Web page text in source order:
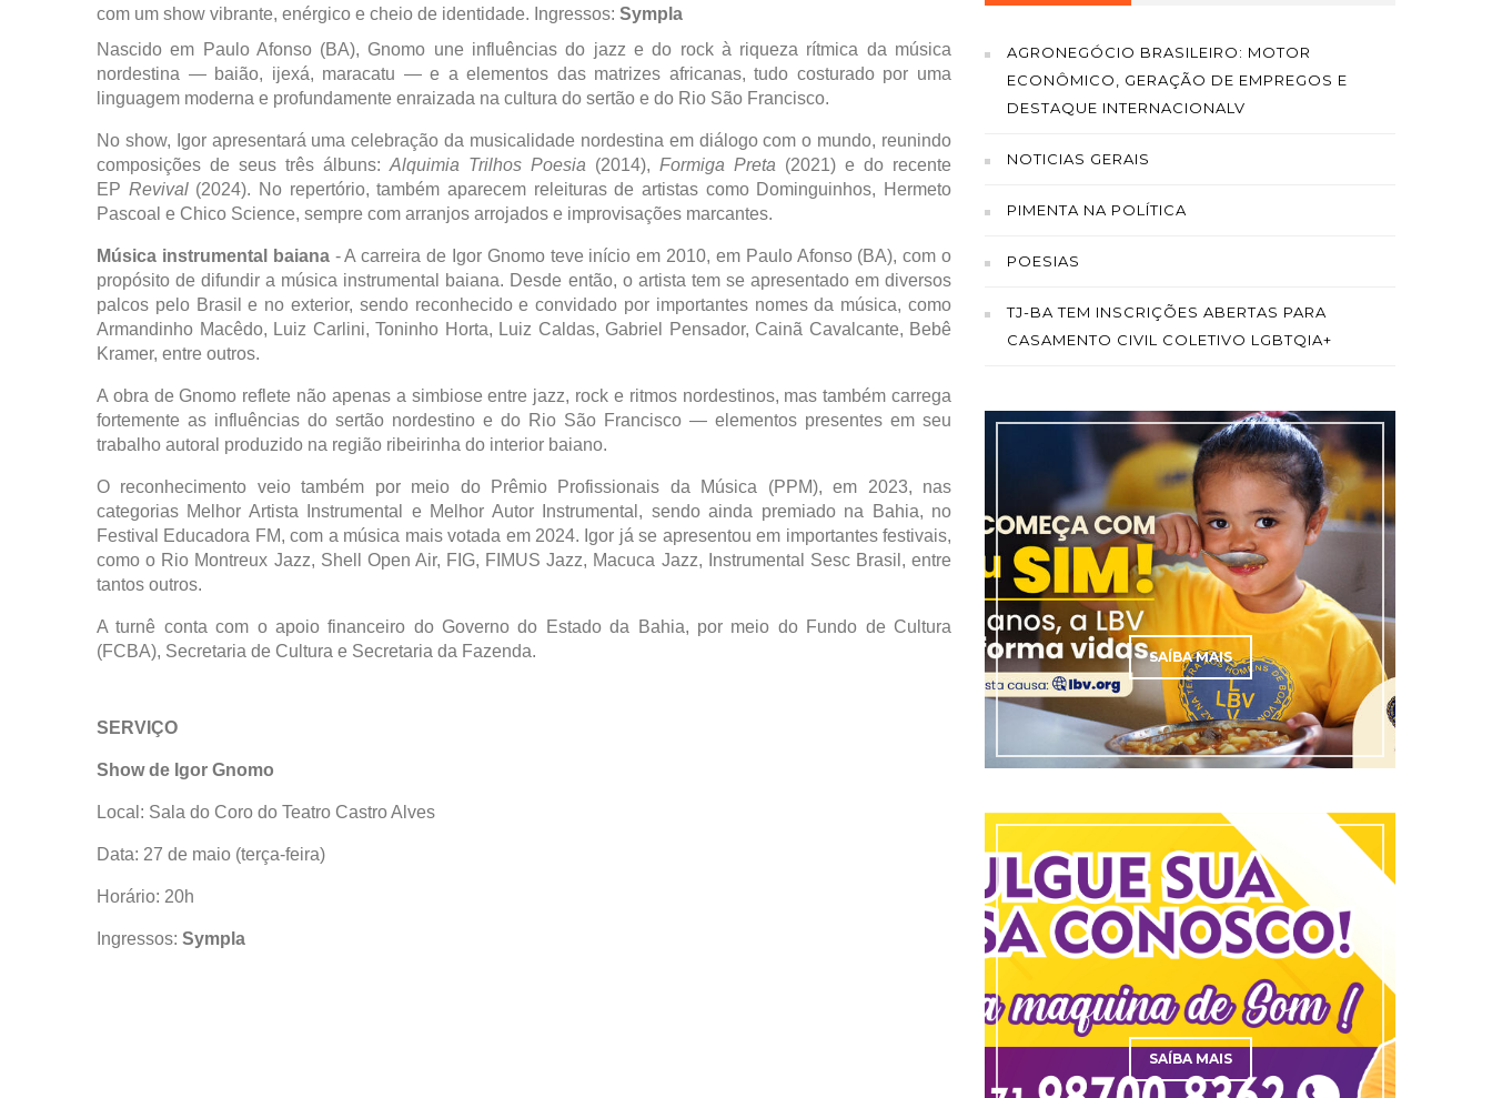
com um show vibrante, enérgico e cheio de identidade. Ingressos: Sympla
Nascido em Paulo Afonso (BA), Gnomo une influências do jazz e do rock à riqueza rítmica da música
nordestina — baião, ijexá, maracatu — e a elementos das matrizes africanas, tudo costurado por uma
linguagem moderna e profundamente enraizada na cultura do sertão e do Rio São Francisco.
No show, Igor apresentará uma celebração da musicalidade nordestina em diálogo com o mundo, reunindo
composições de seus três álbuns: Alquimia Trilhos Poesia (2014), Formiga Preta (2021) e do recente
EP Revival(2024). No repertório, também aparecem releituras de artistas como Dominguinhos, Hermeto
Pascoal e Chico Science, sempre com arranjos arrojados e improvisações marcantes.
Música instrumental baiana - A carreira de Igor Gnomo teve início em 2010, em Paulo Afonso (BA), com o
propósito de difundir a música instrumental baiana. Desde então, o artista tem se apresentado em diversos
palcos pelo Brasil e no exterior, sendo reconhecido e convidado por importantes nomes da música, como
Armandinho Macêdo, Luiz Carlini, Toninho Horta, Luiz Caldas, Gabriel Pensador, Cainã Cavalcante, Bebê
Kramer, entre outros.
A obra de Gnomo reflete não apenas a simbiose entre jazz, rock e ritmos nordestinos, mas também carrega
fortemente as influências do sertão nordestino e do Rio São Francisco — elementos presentes em seu
trabalho autoral produzido na região ribeirinha do interior baiano.
O reconhecimento veio também por meio do Prêmio Profissionais da Música (PPM), em 2023, nas
categorias Melhor Artista Instrumental e Melhor Autor Instrumental, sendo ainda premiado na Bahia, no
Festival Educadora FM, com a música mais votada em 2024. Igor já se apresentou em importantes festivais,
como o Rio Montreux Jazz, Shell Open Air, FIG, FIMUS Jazz, Macuca Jazz, Instrumental Sesc Brasil, entre
tantos outros.
A turnê conta com o apoio financeiro do Governo do Estado da Bahia, por meio do Fundo de Cultura
(FCBA), Secretaria de Cultura e Secretaria da Fazenda.
SERVIÇO
Show de Igor Gnomo
Local: Sala do Coro do Teatro Castro Alves
Data: 27 de maio (terça-feira)
Horário: 20h
Ingressos: Sympla
AGRONEGÓCIO BRASILEIRO: MOTOR
ECONÔMICO, GERAÇÃO DE EMPREGOS E
DESTAQUE INTERNACIONALV
NOTICIAS GERAIS
PIMENTA NA POLÍTICA
POESIAS
TJ-BA TEM INSCRIÇÕES ABERTAS PARA
CASAMENTO CIVIL COLETIVO LGBTQIA+
SAÍBA MAIS
SAÍBA MAIS